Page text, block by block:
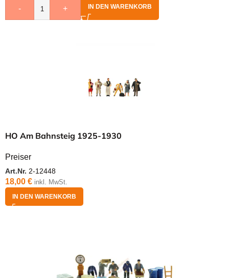
- + IN DEN WARENKORB
HO Am Bahnsteig 1925-1930
Preiser
Art.Nr. 2-12448
18,00 € inkl. MwSt.
IN DEN WARENKORB